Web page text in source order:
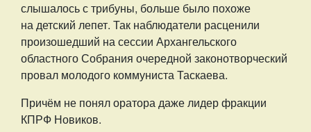
слышалось с трибуны, больше было похоже
на детский лепет. Так наблюдатели расценили
произошедший на сессии Архангельского
областного Собрания очередной законотворческий
провал молодого коммуниста Таскаева.
Причём не понял оратора даже лидер фракции
КПРФ Новиков.